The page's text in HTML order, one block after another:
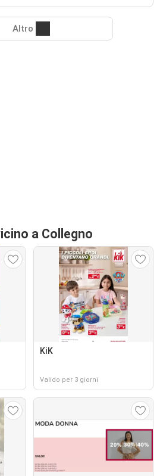
Altro
a Collegno
KiK
Valido per 3 giorni